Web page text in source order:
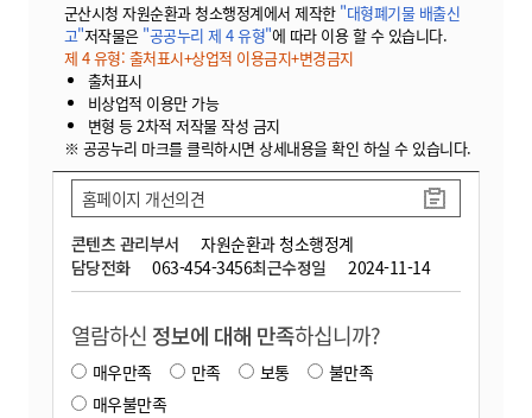
군산시청 자원순환과 청소행정계에서 제작한 "대형폐기물 배출신
고"저작물은 "공공누리 제 4 유형"에 따라 이용 할 수 있습니다.
제 4 유형: 출처표시+상업적 이용금지+변경금지
출처표시
비상업적 이용만 가능
변형 등 2차적 저작물 작성 금지
※ 공공누리 마크를 클릭하시면 상세내용을 확인 하실 수 있습니다.
콘텐츠 관리부서
자원순환과 청소행정계
담당전화
063-454-3456최근수정일 2024-11-14
홈페이지 개선의견
열람하신 정보에 대해 만족하십니까?
매우만족 만족 보통
불만족
매우불만족